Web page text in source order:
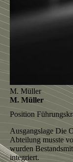
M. Müller
M. Müller
Position
AusgangslageDie
Abteilung musste
wurden
integriert.